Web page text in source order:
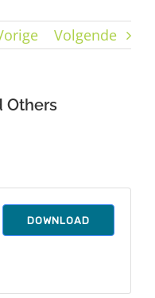
Volgende
Others
DOWNLOAD